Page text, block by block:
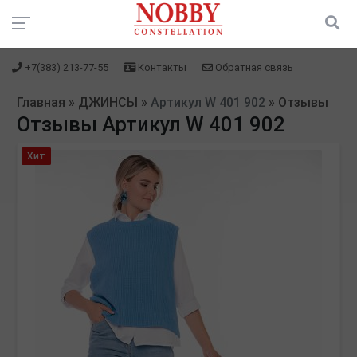
+7(383) 213-77-55 Контакты Обратная связь
Главная » ДЖИНСЫ » Артикул W 401 902 » Отзывы
Отзывы Артикул W 401 902
Хит